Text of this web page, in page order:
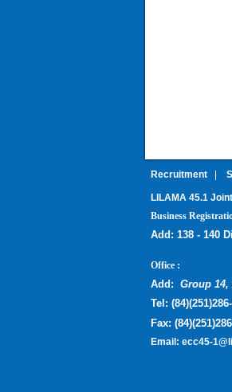
Recruitment
LILAMA 45.1
Business
Add: 138 - 140
Office :
Add: Group 14,
Tel: (
Fax:
Email: ecc45-